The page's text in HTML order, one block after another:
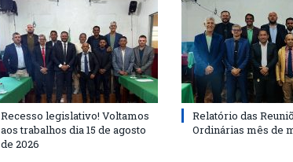
Recesso legislativo! Voltamos
aos trabalhos dia 15 de agosto
de 2026
Relatório das
Ordinárias mês de